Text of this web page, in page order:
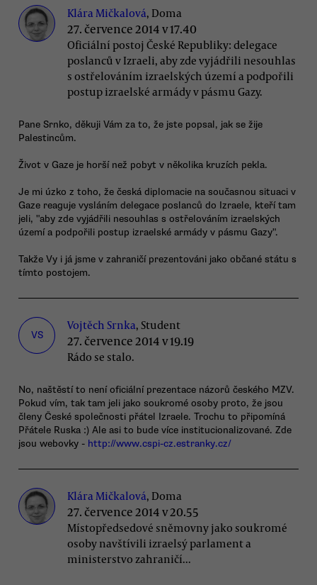
Klára Mičkalová, Doma
27. července 2014 v 17.40
Oficiální postoj České Republiky: delegace
poslanců v Izraeli, aby zde vyjádřili nesouhlas
s ostřelováním izraelských území a podpořili
postup izraelské armády v pásmu Gazy.
Pane Srnko, děkuji Vám za to, že jste popsal, jak se žije
Palestincům.
Život v Gaze je horší než pobyt v několika kruzích pekla.
Je mi úzko z toho, že česká diplomacie na současnou situaci v
Gaze reaguje vysláním delegace poslanců do Izraele, kteří tam
jeli, "aby zde vyjádřili nesouhlas s ostřelováním izraelských
území a podpořili postup izraelské armády v pásmu Gazy".
Takže Vy i já jsme v zahraničí prezentováni jako občané státu s
tímto postojem.
VS
Vojtěch Srnka, Student
27. července 2014 v 19.19
Rádo se stalo.
No, naštěstí to není oficiální prezentace názorů českého MZV.
Pokud vím, tak tam jeli jako soukromé osoby proto, že jsou
členy České společnosti přátel Izraele. Trochu to připomíná
Přátele Ruska :) Ale asi to bude více institucionalizované. Zde
jsou webovky - http://www.cspi-cz.estranky.cz/
Klára Mičkalová, Doma
27. července 2014 v 20.55
Místopředsedové sněmovny jako soukromé
osoby navštívili izraelsý parlament a
ministerstvo zahraničí...